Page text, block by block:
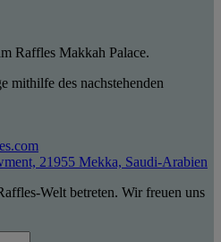
Raffles Makkah Palace.
mithilfe des nachstehenden
21955 Mekka, Saudi-Arabien
Welt betreten. Wir freuen uns